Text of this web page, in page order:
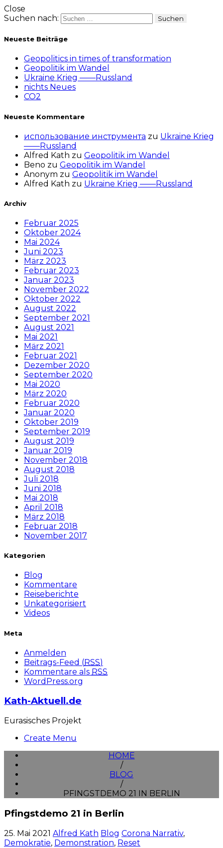
Close
Suchen nach:
Neueste Beiträge
Geopolitics in times of transformation
Geopolitik im Wandel
Ukraine Krieg ——Russland
nichts Neues
CO2
Neueste Kommentare
использование инструмента zu Ukraine Krieg
——Russland
Alfred Kath zu Geopolitik im Wandel
Beno zu Geopolitik im Wandel
Anonym zu Geopolitik im Wandel
Alfred Kath zu Ukraine Krieg ——Russland
Archiv
Februar 2025
Oktober 2024
Mai 2024
Juni 2023
März 2023
Februar 2023
Januar 2023
November 2022
Oktober 2022
August 2022
September 2021
August 2021
Mai 2021
März 2021
Februar 2021
Dezember 2020
September 2020
Mai 2020
März 2020
Februar 2020
Januar 2020
Oktober 2019
September 2019
August 2019
Januar 2019
November 2018
August 2018
Juli 2018
Juni 2018
Mai 2018
April 2018
März 2018
Februar 2018
November 2017
Kategorien
Blog
Kommentare
Reiseberichte
Unkategorisiert
Videos
Meta
Anmelden
Beitrags-Feed (RSS)
Kommentare als RSS
WordPress.org
Kath-Aktuell.de
Eurasisches Projekt
Create Menu
HOME
/
BLOG
/
PFINGSTDEMO 21 IN BERLIN
Pfingstdemo 21 in Berlin
25. Mai 2021 Alfred Kath Blog Corona Narrativ,
Demokratie, Demonstration, Reset